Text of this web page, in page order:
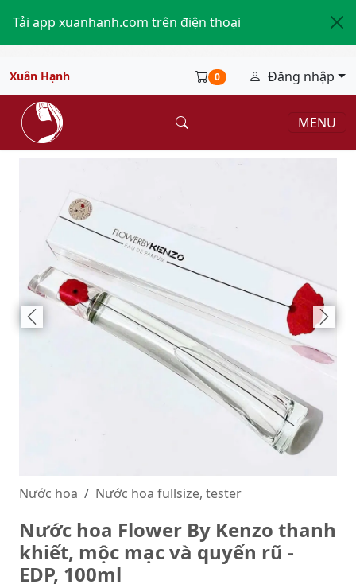
Tải app xuanhanh.com trên điện thoại
Xuân Hạnh 0 Đăng nhập
MENU
Nước hoa Nước hoa fullsize, tester
Nước hoa Flower By Kenzo thanh
khiết, mộc mạc và quyến rũ -
EDP, 100ml